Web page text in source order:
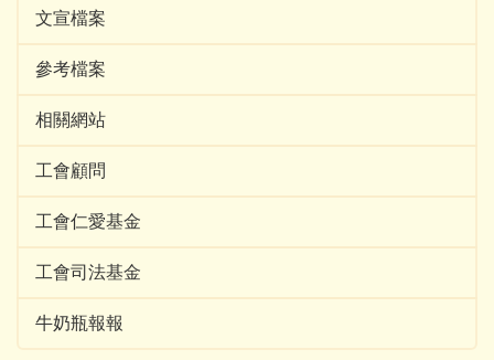
文宣檔案
參考檔案
相關網站
工會顧問
工會仁愛基金
工會司法基金
牛奶瓶報報